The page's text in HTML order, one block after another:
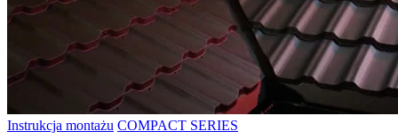
Instrukcja montażu COMPACT SERIES